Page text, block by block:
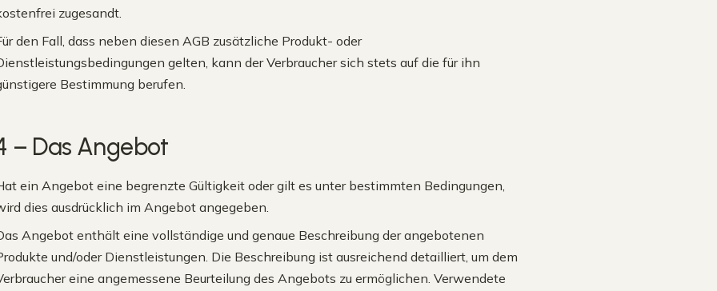
zugesandt.
den Fall, dass neben diesen AGB zusätzliche Produkt- oder
gelten, kann der Verbraucher sich stets auf die für ihn
Bestimmung berufen.
– Das Angebot
ein Angebot eine begrenzte Gültigkeit oder gilt es unter bestimmten Bedingungen,
dies ausdrücklich im Angebot angegeben.
Angebot enthält eine vollständige und genaue Beschreibung der angebotenen
und/oder Dienstleistungen. Die Beschreibung ist ausreichend detailliert, um dem
eine angemessene Beurteilung des Angebots zu ermöglichen. Verwendete